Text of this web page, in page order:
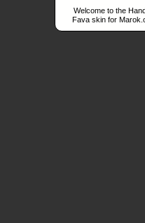
Welcome to the
Fava skin for